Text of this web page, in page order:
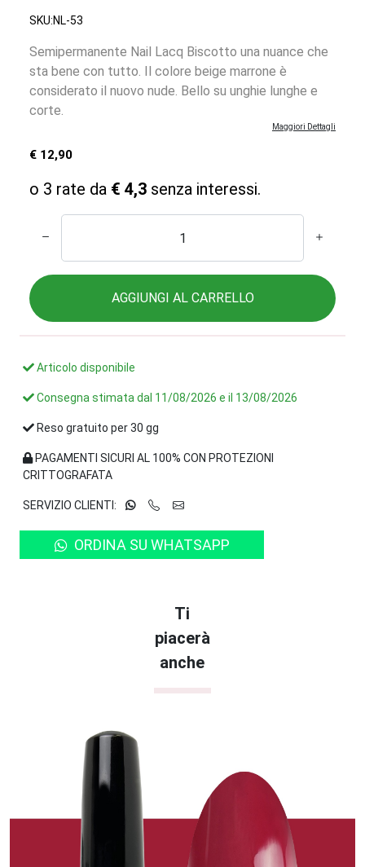
SKU:NL-53
Semipermanente Nail Lacq Biscotto una nuance che
sta bene con tutto. Il colore beige marrone è
considerato il nuovo nude. Bello su unghie lunghe e
corte.
Maggiori Dettagli
€ 12,90
o 3 rate da € 4,3 senza interessi.
AGGIUNGI AL CARRELLO
Articolo disponibile
Consegna stimata dal 11/08/2026 e il 13/08/2026
Reso gratuito per 30 gg
PAGAMENTI SICURI AL 100% CON PROTEZIONI
CRITTOGRAFATA
SERVIZIO CLIENTI:
ORDINA SU WHATSAPP
Ti
piacerà
anche